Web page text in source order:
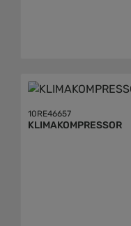
10RE46657
KLIMAKOMPRESSOR